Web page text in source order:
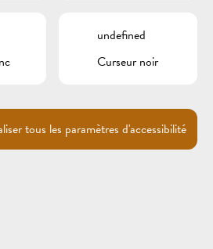
undefined
Curseur noir
tous les paramètres d'accessibilité